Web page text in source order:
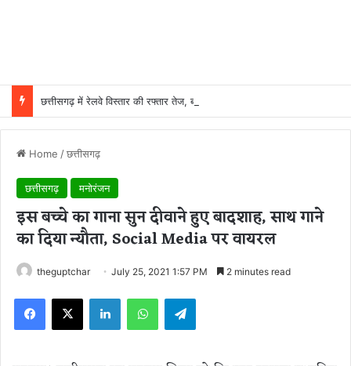
Home /छत्तीसगढ़
छत्तीसगढ़ मनोरंजन
इस बच्चे का गाना सुन दीवाने हुए बादशाह, साथ गाने
का दिया न्यौता, Social Media पर वायरल
theguptchar July 25, 2021 1:57 PM 2 minutes read